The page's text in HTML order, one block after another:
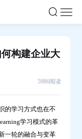
构建企业大
5986阅读
的学习方式也在不
学习模式的革
一轮的融合与变革